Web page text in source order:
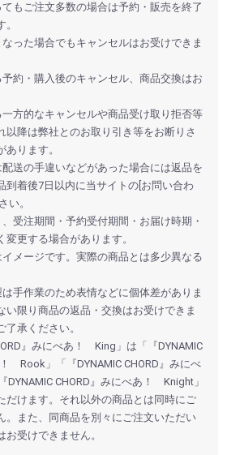
を続ける カートへ進む
もご注文多数の場合は予約・販売を終了
った場合でもキャンセルはお受けできま
約・購入後のキャンセル、商品交換はお
方的なキャンセルや商品受け取り拒否等
以降は弊社とのお取り引き等をお断りさ
ります。
送の手違いなどがあった場合には返品を
到着後7日以内に当サイトの[お問い合わ
い。
受注期間・予約受付期間・お届け時期・
更する場合があります。
メージです。実際の商品とは多少異なる
手作業のため表情などに個体差がありま
い限り商品の返品・交換はお受けできま
承ください。
』みにべあ！ King」は「『DYNAMIC
Rook」「『DYNAMIC CHORD』みにべ
CHORD』みにべあ！ Knight」
だけます。それ以外の商品とは同時にご
。また、同商品を別々にご注文いただい
受けできません。